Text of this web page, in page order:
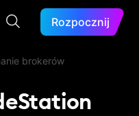
Rozpocznij
brokerów